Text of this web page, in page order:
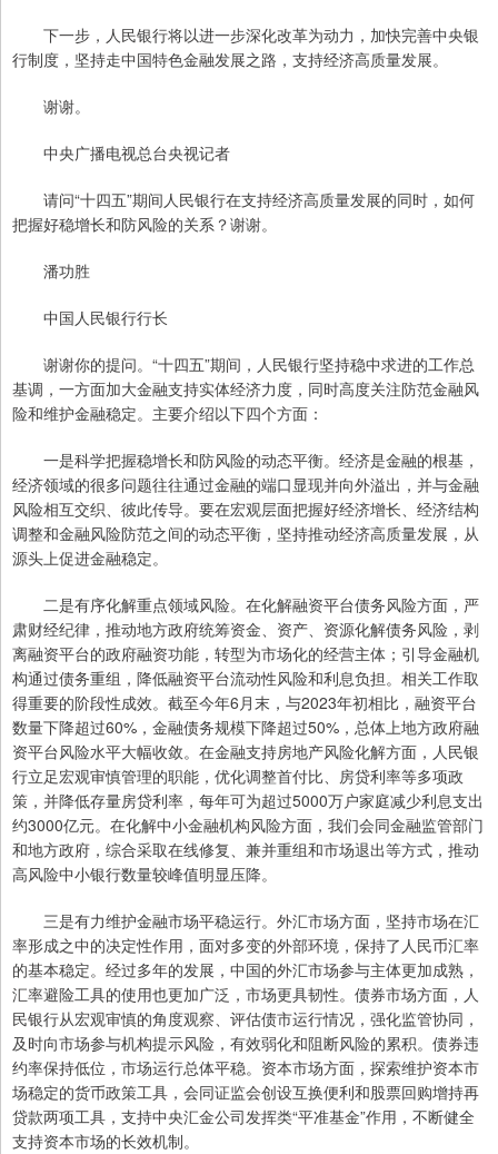
下一步，人民银行将以进一步深化改革为动力，加快完善中央银
行制度，坚持走中国特色金融发展之路，支持经济高质量发展。
谢谢。
中央广播电视总台央视记者
请问“十四五”期间人民银行在支持经济高质量发展的同时，如何
把握好稳增长和防风险的关系？谢谢。
潘功胜
中国人民银行行长
谢谢你的提问。“十四五”期间，人民银行坚持稳中求进的工作总
基调，一方面加大金融支持实体经济力度，同时高度关注防范金融风
险和维护金融稳定。主要介绍以下四个方面：
一是科学把握稳增长和防风险的动态平衡。经济是金融的根基，
经济领域的很多问题往往通过金融的端口显现并向外溢出，并与金融
风险相互交织、彼此传导。要在宏观层面把握好经济增长、经济结构
调整和金融风险防范之间的动态平衡，坚持推动经济高质量发展，从
源头上促进金融稳定。
二是有序化解重点领域风险。在化解融资平台债务风险方面，严
肃财经纪律，推动地方政府统筹资金、资产、资源化解债务风险，剥
离融资平台的政府融资功能，转型为市场化的经营主体；引导金融机
构通过债务重组，降低融资平台流动性风险和利息负担。相关工作取
得重要的阶段性成效。截至今年6月末，与2023年初相比，融资平台
数量下降超过60%，金融债务规模下降超过50%，总体上地方政府融
资平台风险水平大幅收敛。在金融支持房地产风险化解方面，人民银
行立足宏观审慎管理的职能，优化调整首付比、房贷利率等多项政
策，并降低存量房贷利率，每年可为超过5000万户家庭减少利息支出
约3000亿元。在化解中小金融机构风险方面，我们会同金融监管部门
和地方政府，综合采取在线修复、兼并重组和市场退出等方式，推动
高风险中小银行数量较峰值明显压降。
三是有力维护金融市场平稳运行。外汇市场方面，坚持市场在汇
率形成之中的决定性作用，面对多变的外部环境，保持了人民币汇率
的基本稳定。经过多年的发展，中国的外汇市场参与主体更加成熟，
汇率避险工具的使用也更加广泛，市场更具韧性。债券市场方面，人
民银行从宏观审慎的角度观察、评估债市运行情况，强化监管协同，
及时向市场参与机构提示风险，有效弱化和阻断风险的累积。债券违
约率保持低位，市场运行总体平稳。资本市场方面，探索维护资本市
场稳定的货币政策工具，会同证监会创设互换便利和股票回购增持再
贷款两项工具，支持中央汇金公司发挥类“平准基金”作用，不断健全
支持资本市场的长效机制。